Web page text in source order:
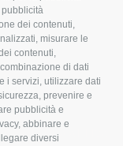
dei contenuti,
misurare le
contenuti,
di dati
i servizi, utilizzare dati
prevenire e
pubblicità e
abbinare e
diversi ATTIVA